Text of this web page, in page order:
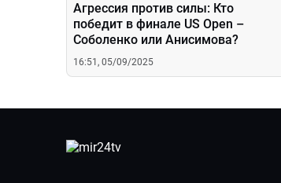
Агрессия против силы: Кто
победит в финале US Open –
Соболенко или Анисимова?
16:51, 05/09/2025